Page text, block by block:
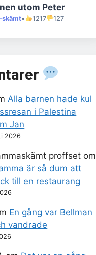
utom Peter
skämt• 1217 127
Alla barnen hade kul
i Palestina
Jan
2026
proffset om
är så dum att
till en restaurang
En gång var Bellman
vandrade